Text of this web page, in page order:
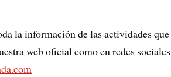
la información de las actividades
web oficial como en redes